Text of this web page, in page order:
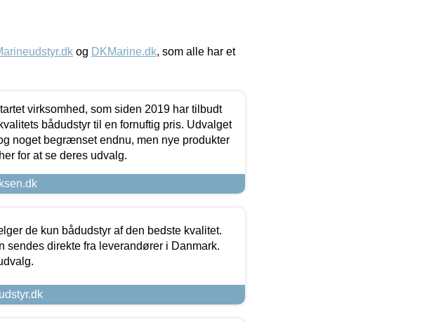
og DKMarine.dk, som alle har et
virksomhed, som siden 2019 har tilbudt
bådudstyr til en fornuftig pris. Udvalget
noget begrænset endnu, men nye produkter
for at se deres udvalg.
de kun bådudstyr af den bedste kvalitet.
sendes direkte fra leverandører i Danmark.